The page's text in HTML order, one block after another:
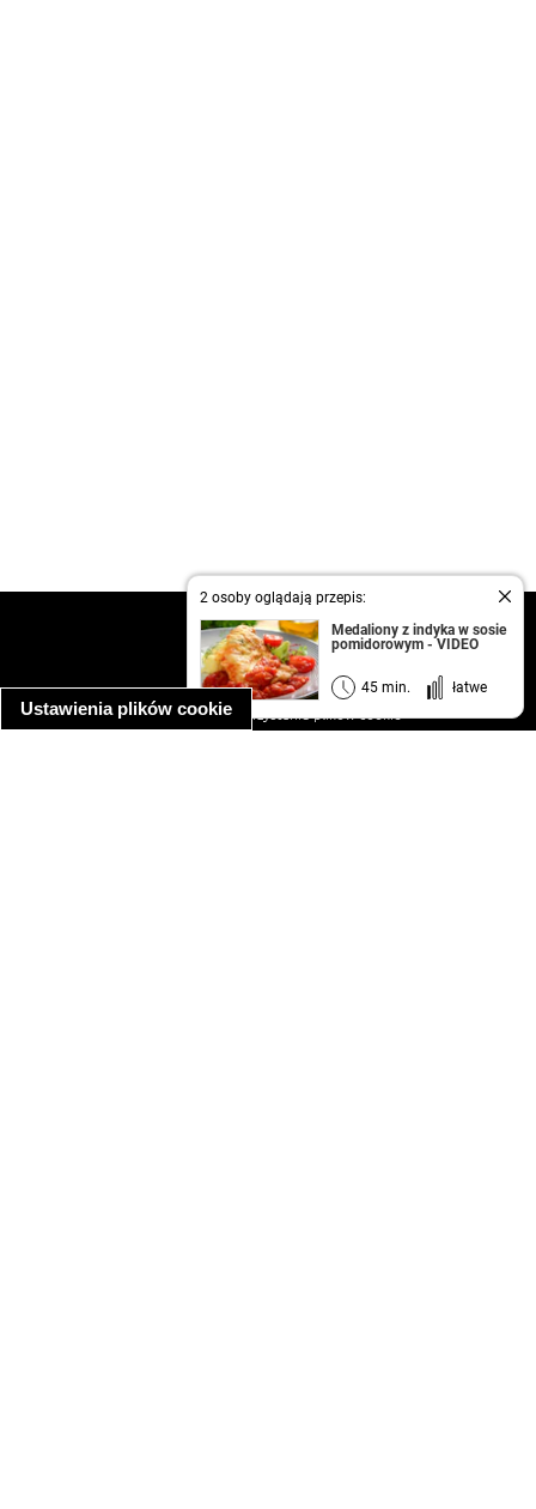
Ustawienia plików cookie
2 osoby oglądają przepis:
Medaliony z indyka w sosie
pomidorowym - VIDEO
45 min. łatwe
kontakt
regulamin
informacja o prywatności
informacja o wykorzystaniu plików cookie